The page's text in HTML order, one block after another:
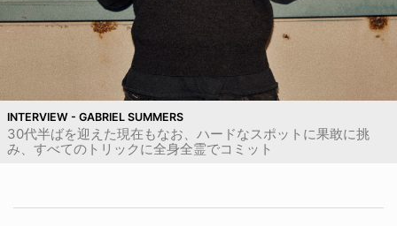
INTERVIEW - GABRIEL SUMMERS
30代半ばを迎えた現在もなお、ハードなスポットに果敢に挑
み、すべてのトリックに全身全霊でコミット